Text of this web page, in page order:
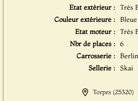
Etat extérieur : Très
Couleur extérieure : Bleue
Etat moteur : Très
Nbr de places : 6
Carrosserie :
Sellerie : Skai
Torpes (25320)